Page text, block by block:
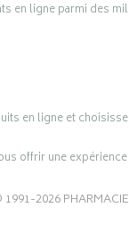
en ligne parmi des
en ligne et
offrir une
2026